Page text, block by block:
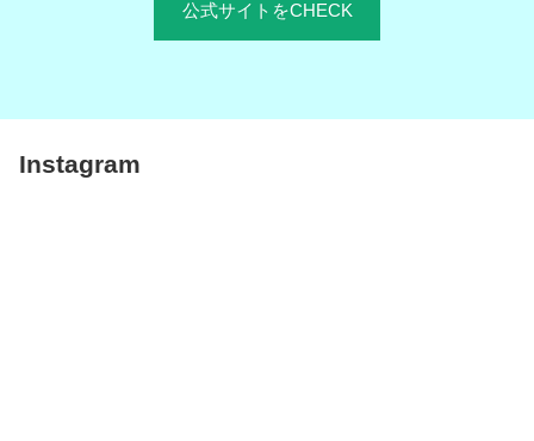
公式サイトをCHECK
Instagram